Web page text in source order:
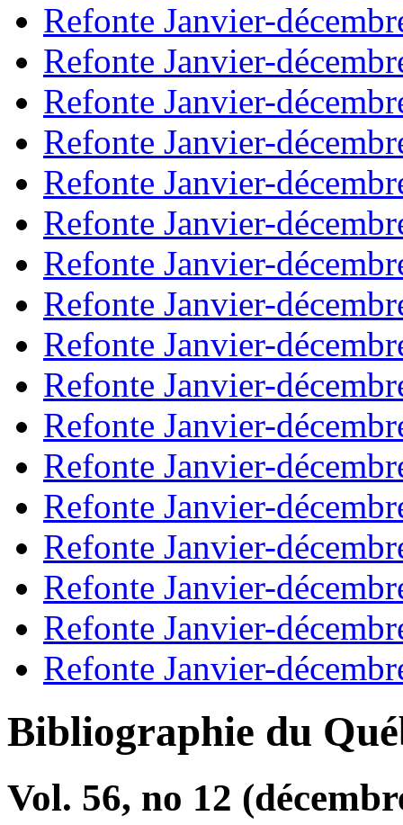
Refonte Janvier-
Refonte Janvier-
Refonte Janvier-
Refonte Janvier-
Refonte Janvier-
Refonte Janvier-
Refonte Janvier-
Refonte Janvier-
Refonte Janvier-
Refonte Janvier-
Refonte Janvier-
Refonte Janvier-
Refonte Janvier-
Refonte Janvier-
Refonte Janvier-
Refonte Janvier-
Refonte Janvier-
Bibliographie du
Vol. 56, no 12